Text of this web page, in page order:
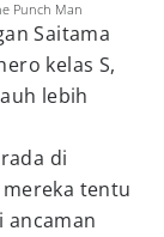
Punch Man
Saitama
kelas S,
lebih
di
tentu
ancaman